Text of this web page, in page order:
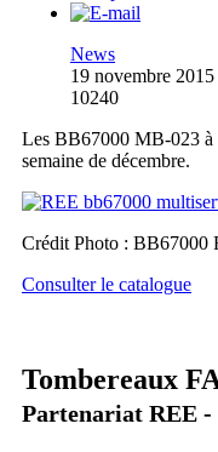
News
19 novembre 2015
10240
Les BB67000 MB-023 à
semaine de décembre.
Crédit Photo : BB67000
Consulter le catalogue
Tombereaux
Partenariat REE -